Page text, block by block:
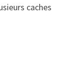
caches